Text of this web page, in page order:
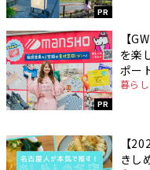
PR
PR
【
を楽
ポー
暮らし
【
きし